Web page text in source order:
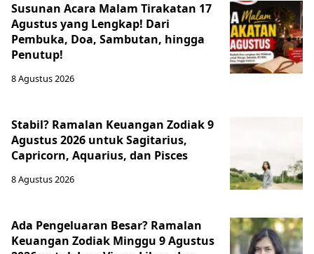
Susunan Acara Malam Tirakatan 17
Agustus yang Lengkap! Dari
Pembuka, Doa, Sambutan, hingga
Penutup!
8 Agustus 2026
Stabil? Ramalan Keuangan Zodiak 9
Agustus 2026 untuk Sagitarius,
Capricorn, Aquarius, dan Pisces
8 Agustus 2026
Ada Pengeluaran Besar? Ramalan
Keuangan Zodiak Minggu 9 Agustus